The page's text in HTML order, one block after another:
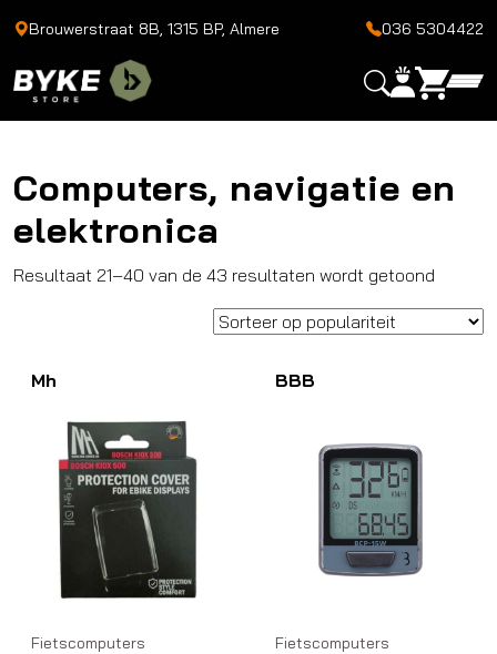
Brouwerstraat 8B, 1315 BP, Almere 036 5304422
Computers, navigatie en
elektronica
Resultaat 21–40 van de 43 resultaten wordt getoond
op
Mh
Fietscomputers
BBB
Fietscomputers